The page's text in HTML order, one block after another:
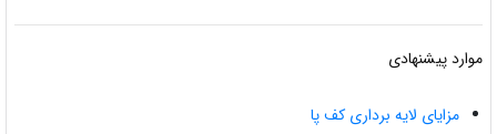
موارد پیشنهادی
مزایای لایه برداری کف پا